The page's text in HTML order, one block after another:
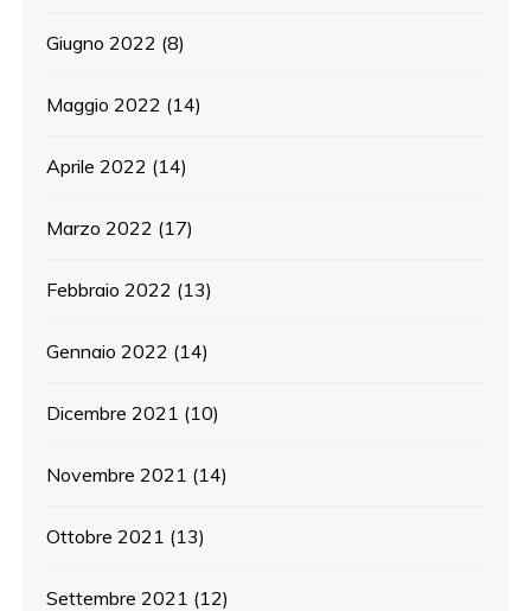
Giugno 2022 (8)
Maggio 2022 (14)
Aprile 2022 (14)
Marzo 2022 (17)
Febbraio 2022 (13)
Gennaio 2022 (14)
Dicembre 2021 (10)
Novembre 2021 (14)
Ottobre 2021 (13)
Settembre 2021 (12)